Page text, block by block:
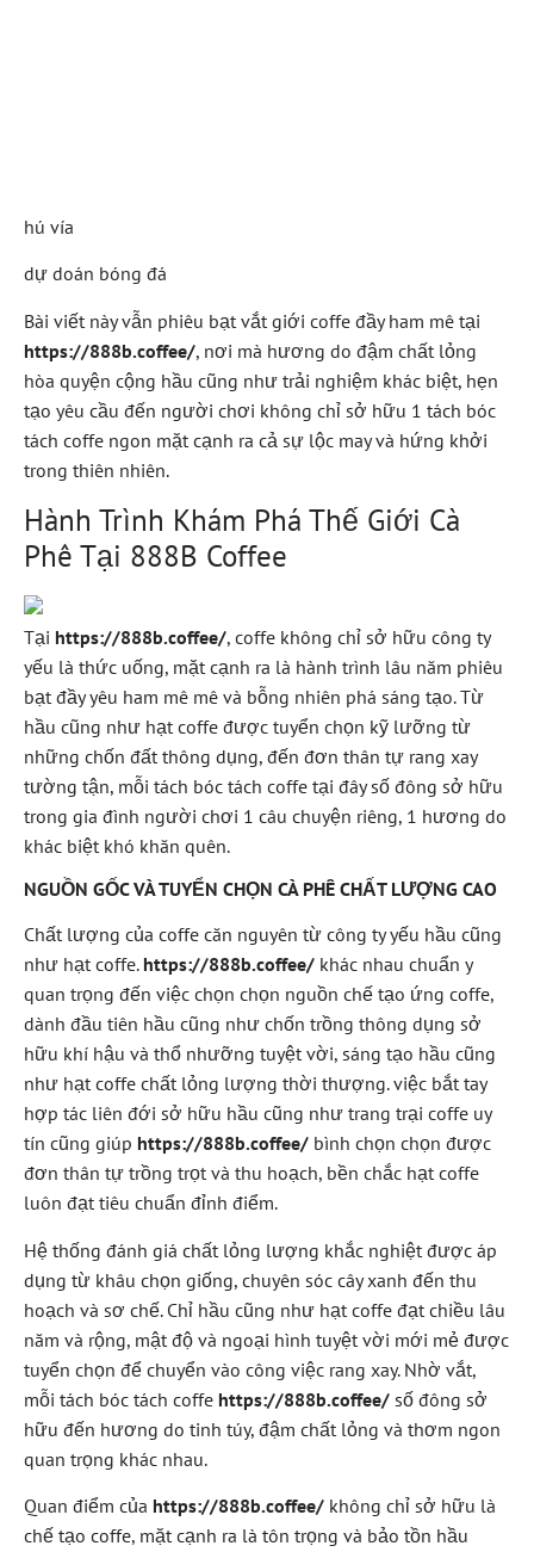
hú vía
dự doán bóng đá
Bài viết này vẫn phiêu bạt vắt giới coffe đầy ham mê tại
https://888b.coffee/, nơi mà hương do đậm chất lỏng
hòa quyện cộng hầu cũng như trải nghiệm khác biệt, hẹn
tạo yêu cầu đến người chơi không chỉ sở hữu 1 tách bóc
tách coffe ngon mặt cạnh ra cả sự lộc may và hứng khởi
trong thiên nhiên.
Hành Trình Khám Phá Thế Giới Cà
Phê Tại 888B Coffee
Tại https://888b.coffee/, coffe không chỉ sở hữu công ty
yếu là thức uống, mặt cạnh ra là hành trình lâu năm phiêu
bạt đầy yêu ham mê mê và bỗng nhiên phá sáng tạo. Từ
hầu cũng như hạt coffe được tuyển chọn kỹ lưỡng từ
những chốn đất thông dụng, đến đơn thân tự rang xay
tường tận, mỗi tách bóc tách coffe tại đây số đông sở hữu
trong gia đình người chơi 1 câu chuyện riêng, 1 hương do
khác biệt khó khăn quên.
NGUỒN GỐC VÀ TUYỂN CHỌN CÀ PHÊ CHẤT LƯỢNG CAO
Chất lượng của coffe căn nguyên từ công ty yếu hầu cũng
như hạt coffe. https://888b.coffee/ khác nhau chuẩn y
quan trọng đến việc chọn chọn nguồn chế tạo ứng coffe,
dành đầu tiên hầu cũng như chốn trồng thông dụng sở
hữu khí hậu và thổ nhưỡng tuyệt vời, sáng tạo hầu cũng
như hạt coffe chất lỏng lượng thời thượng. việc bắt tay
hợp tác liên đới sở hữu hầu cũng như trang trại coffe uy
tín cũng giúp https://888b.coffee/ bình chọn chọn được
đơn thân tự trồng trọt và thu hoạch, bền chắc hạt coffe
luôn đạt tiêu chuẩn đỉnh điểm.
Hệ thống đánh giá chất lỏng lượng khắc nghiệt được áp
dụng từ khâu chọn giống, chuyên sóc cây xanh đến thu
hoạch và sơ chế. Chỉ hầu cũng như hạt coffe đạt chiều lâu
năm và rộng, mật độ và ngoại hình tuyệt vời mới mẻ được
tuyển chọn để chuyển vào công việc rang xay. Nhờ vắt,
mỗi tách bóc tách coffe https://888b.coffee/ số đông sở
hữu đến hương do tinh túy, đậm chất lỏng và thơm ngon
quan trọng khác nhau.
Quan điểm của https://888b.coffee/ không chỉ sở hữu là
chế tạo coffe, mặt cạnh ra là tôn trọng và bảo tồn hầu